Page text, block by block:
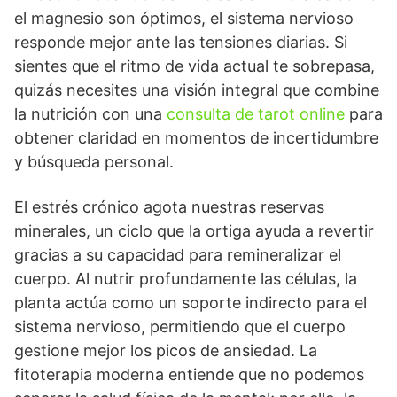
el magnesio son óptimos, el sistema nervioso
responde mejor ante las tensiones diarias. Si
sientes que el ritmo de vida actual te sobrepasa,
quizás necesites una visión integral que combine
la nutrición con una consulta de tarot online para
obtener claridad en momentos de incertidumbre
y búsqueda personal.
El estrés crónico agota nuestras reservas
minerales, un ciclo que la ortiga ayuda a revertir
gracias a su capacidad para remineralizar el
cuerpo. Al nutrir profundamente las células, la
planta actúa como un soporte indirecto para el
sistema nervioso, permitiendo que el cuerpo
gestione mejor los picos de ansiedad. La
fitoterapia moderna entiende que no podemos